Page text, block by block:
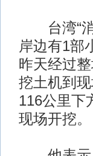
台湾“消
岸边有1部
昨天经过
挖土机到
116公里下
现场开挖。